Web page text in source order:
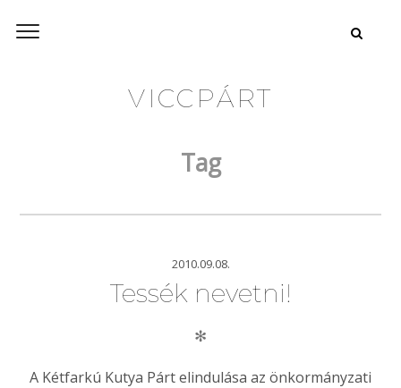
VICCPÁRT
Tag
2010.09.08.
Tessék nevetni!
✻
A Kétfarkú Kutya Párt elindulása az önkormányzati